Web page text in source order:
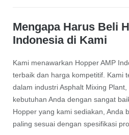
Mengapa Harus Beli
Indonesia di Kami
Kami menawarkan Hopper AMP
terbaik dan harga kompetitif. Kami
dalam industri Asphalt Mixing
kebutuhan Anda dengan sangat
Hopper yang kami sediakan, Anda
paling sesuai dengan spesifikasi